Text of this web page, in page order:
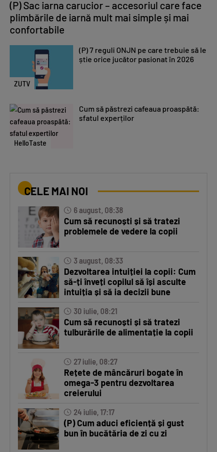
(P) Sac iarna carucior – accesoriul care face
plimbările de iarnă mult mai simple și mai
confortabile
ZUTV
(P) 7 reguli ONJN pe care trebuie să le
știe orice jucător pasionat în 2026
HelloTaste
Cum să păstrezi cafeaua proaspătă:
sfatul experților
CELE MAI NOI
6 august, 08:38
Cum să recunoști și să tratezi
problemele de vedere la copii
3 august, 08:33
Dezvoltarea intuiției la copii: Cum
să-ți înveți copilul să își asculte
intuiția și să ia decizii bune
30 iulie, 08:21
Cum să recunoști și să tratezi
tulburările de alimentație la copii
27 iulie, 08:27
Rețete de mâncăruri bogate în
omega-3 pentru dezvoltarea
creierului
24 iulie, 17:17
(P) Cum aduci eficiență și gust
bun în bucătăria de zi cu zi